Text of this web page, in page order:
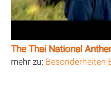
The Thai National
mehr zu: Besonderheiten